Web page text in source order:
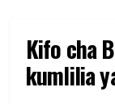
Kifo cha
kumlilia